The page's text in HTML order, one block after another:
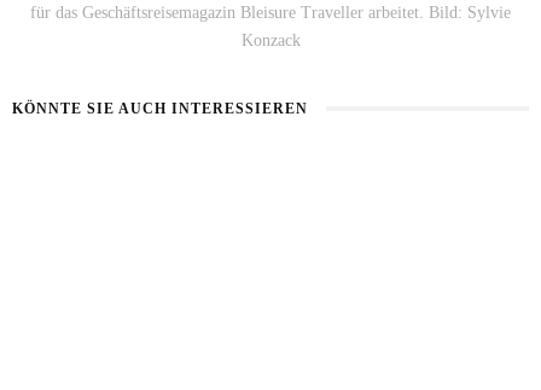
für das Geschäftsreisemagazin Bleisure Traveller arbeitet. Bild: Sylvie
Konzack
KÖNNTE SIE AUCH INTERESSIEREN